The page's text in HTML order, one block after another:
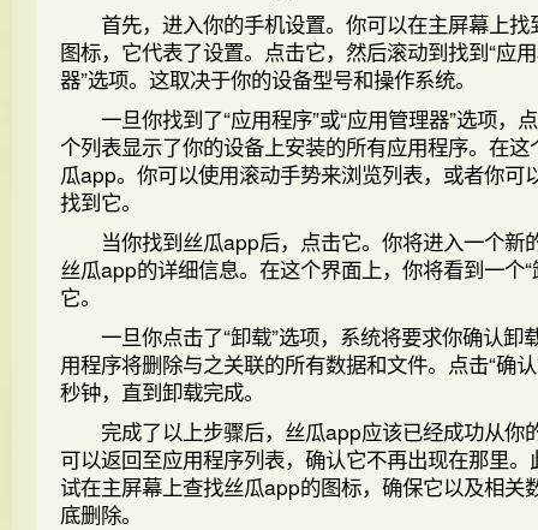
首先，进入你的手机设置。你可以在主屏幕上找
图标，它代表了设置。点击它，然后滚动到找到“应
器”选项。这取决于你的设备型号和操作系统。
一旦你找到了“应用程序”或“应用管理器”选项，
个列表显示了你的设备上安装的所有应用程序。在
瓜app。你可以使用滚动手势来浏览列表，或者你可
找到它。
当你找到丝瓜app后，点击它。你将进入一个新
丝瓜app的详细信息。在这个界面上，你将看到一个
它。
一旦你点击了“卸载”选项，系统将要求你确认卸
用程序将删除与之关联的所有数据和文件。点击“确
秒钟，直到卸载完成。
完成了以上步骤后，丝瓜app应该已经成功从你
可以返回至应用程序列表，确认它不再出现在那里
试在主屏幕上查找丝瓜app的图标，确保它以及相关
底删除。